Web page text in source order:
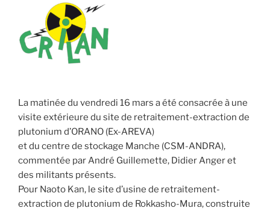
La matinée du vendredi 16 mars a été consacrée à une
visite extérieure du site de retraitement-extraction de
plutonium d’ORANO (Ex-AREVA)
et du centre de stockage Manche (CSM-ANDRA),
commentée par André Guillemette, Didier Anger et
des militants présents.
Pour Naoto Kan, le site d’usine de retraitement-
extraction de plutonium de Rokkasho-Mura, construite